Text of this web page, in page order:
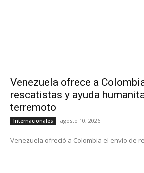
Venezuela ofrece a
rescatistas y ayuda
terremoto
Internacionales agosto 10, 2026
Venezuela ofreció a Colombia el envío de